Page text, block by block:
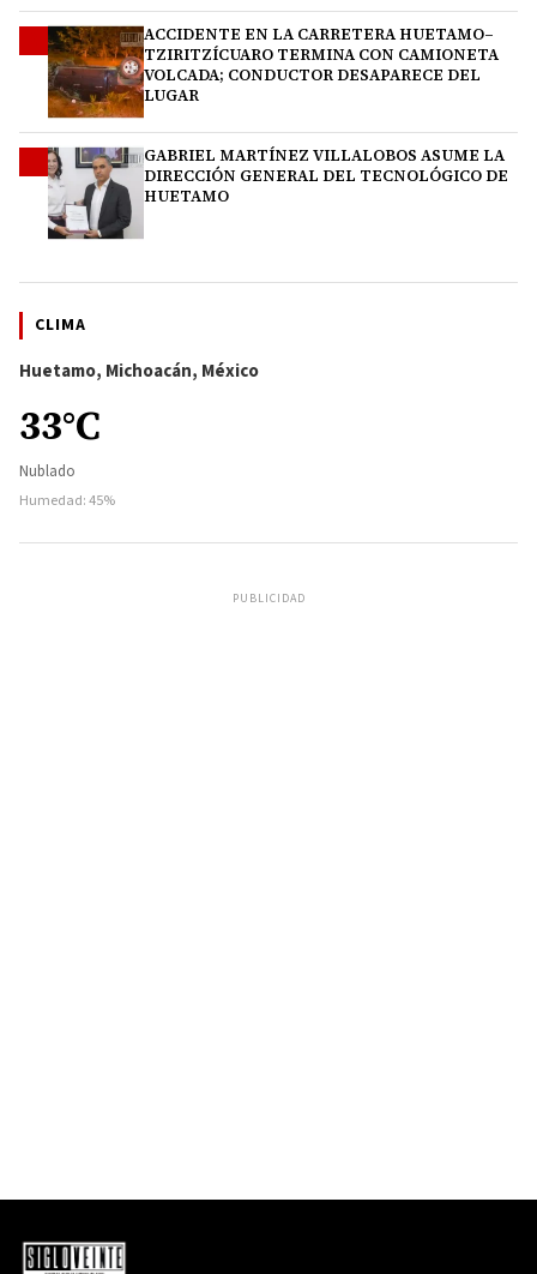
ACCIDENTE EN LA CARRETERA HUETAMO–
TZIRITZÍCUARO TERMINA CON CAMIONETA
VOLCADA; CONDUCTOR DESAPARECE DEL
LUGAR
GABRIEL MARTÍNEZ VILLALOBOS ASUME LA
DIRECCIÓN GENERAL DEL TECNOLÓGICO DE
HUETAMO
CLIMA
Huetamo, Michoacán, México
33°C
Nublado
Humedad: 45%
PUBLICIDAD